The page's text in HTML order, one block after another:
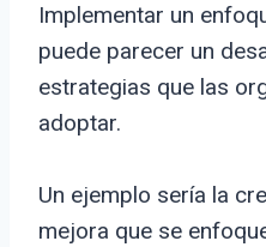
Implementar un
puede parecer un
estrategias que las
adoptar.
Un ejemplo sería la
mejora que se